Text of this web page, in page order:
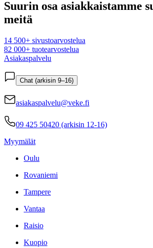
Suurin osa asiakkaistamme
meitä
14 500+ sivustoarvostelua
82 000+ tuotearvostelua
Asiakaspalvelu
Chat (arkisin 9–16)
asiakaspalvelu@veke.fi
09 425 50420 (arkisin 12-16)
Myymälät
Oulu
Rovaniemi
Tampere
Vantaa
Raisio
Kuopio